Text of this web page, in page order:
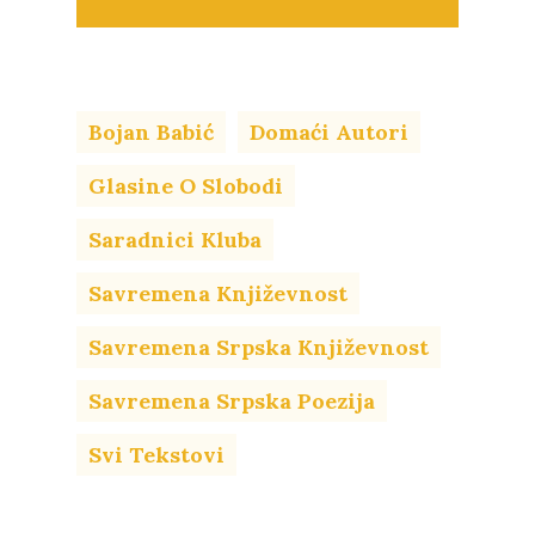
Bojan Babić
Domaći Autori
Glasine O Slobodi
Saradnici Kluba
Savremena Književnost
Savremena Srpska Književnost
Savremena Srpska Poezija
Svi Tekstovi